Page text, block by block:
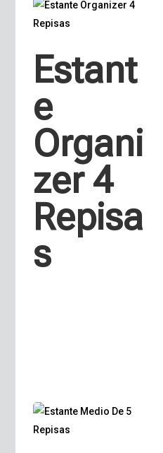
Estant
e
Organi
zer 4
Repisa
s